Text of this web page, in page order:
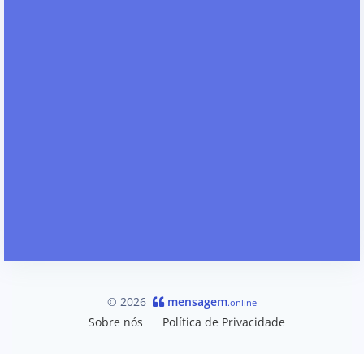
© 2026 mensagem.online
Sobre nós Política de Privacidade